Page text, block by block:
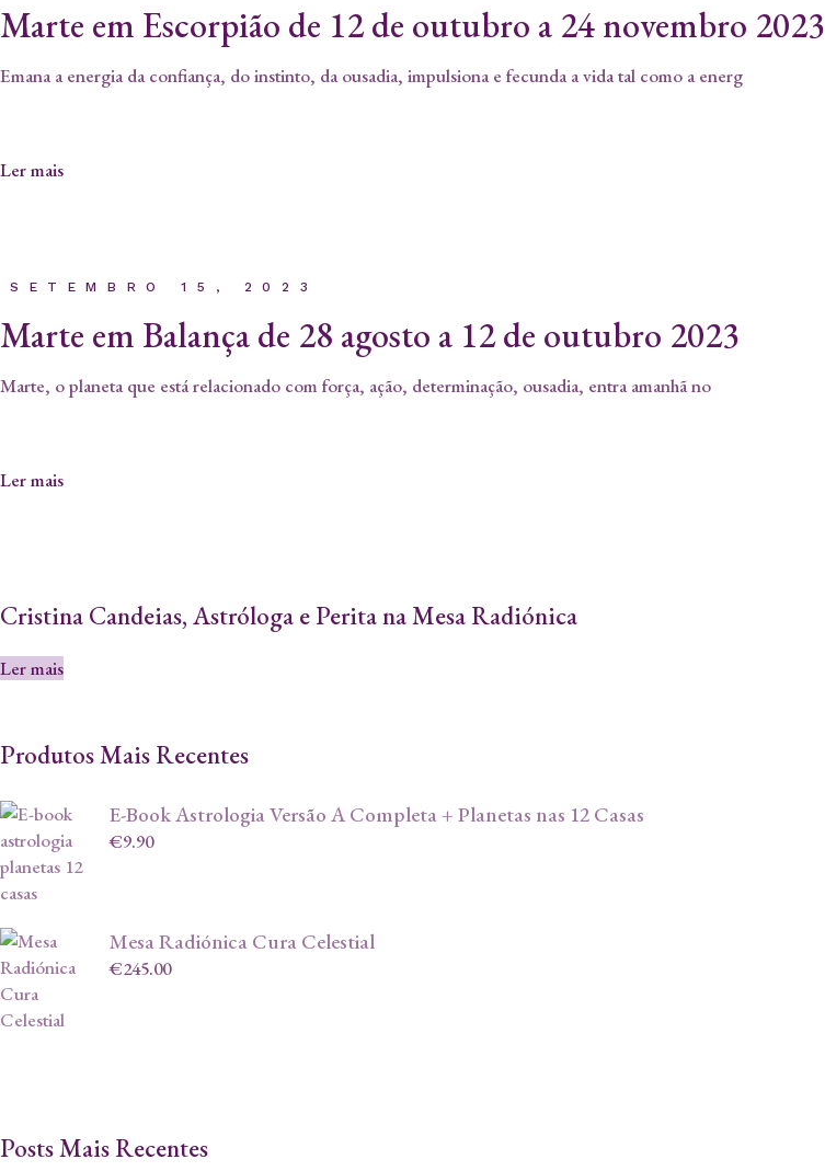
Marte em Escorpião de 12 de outubro a 24 novembro 2023
Emana a energia da confiança, do instinto, da ousadia, impulsiona e fecunda a vida tal como a energ
Ler mais
SETEMBRO 15, 2023
Marte em Balança de 28 agosto a 12 de outubro 2023
Marte, o planeta que está relacionado com força, ação, determinação, ousadia, entra amanhã no
Ler mais
Cristina Candeias, Astróloga e Perita na Mesa Radiónica
Ler mais
Produtos Mais Recentes
E-Book Astrologia Versão A Completa + Planetas nas 12 Casas
€9.90
Mesa Radiónica Cura Celestial
€245.00
Posts Mais Recentes